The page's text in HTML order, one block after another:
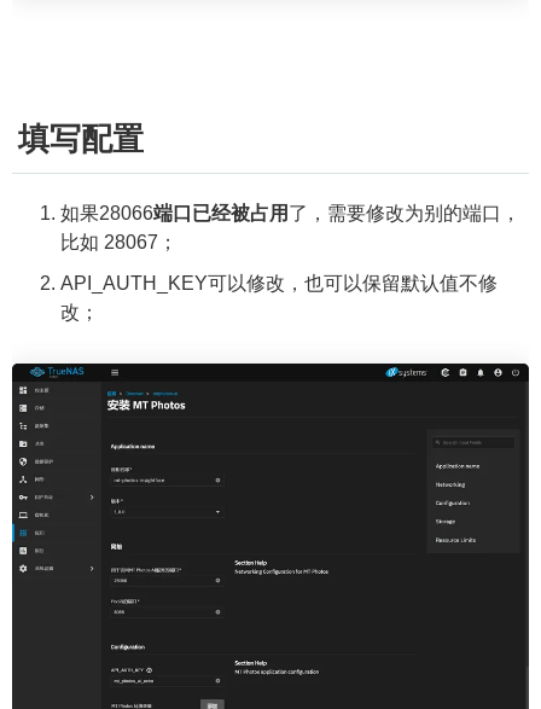
填写配置
如果28066端口已经被占用 了，需要修改为别的端口，
比如 28067；
API_AUTH_KEY可以修改，也可以保留默认值不修
改；